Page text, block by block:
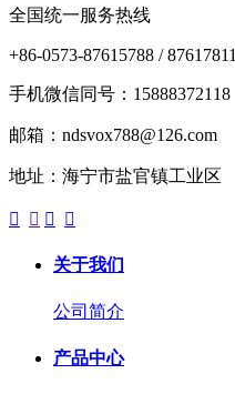
全国统一服务热线
+86-0573-87615788 / 87617811
手机微信同号：15888372118
邮箱：ndsvox788@126.com
地址：海宁市盐官镇工业区
   
关于我们
公司简介
产品中心